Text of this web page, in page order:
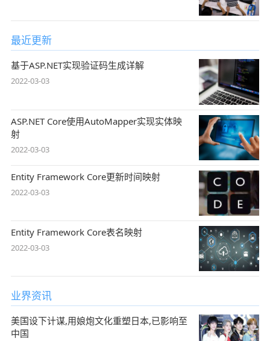
最近更新
基于ASP.NET实现验证码生成详解
2022-03-03
ASP.NET Core使用AutoMapper实现实体映
射
2022-03-03
Entity Framework Core更新时间映射
2022-03-03
Entity Framework Core表名映射
2022-03-03
业界资讯
美国设下计谋,用娘炮文化重塑日本,已影响至
中国